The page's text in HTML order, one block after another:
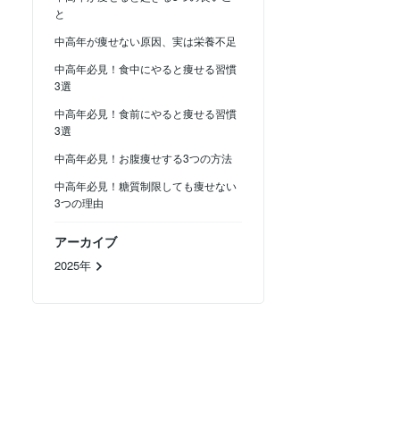
と
中高年が痩せない原因、実は栄養不足
中高年必見！食中にやると痩せる習慣
3選
中高年必見！食前にやると痩せる習慣
3選
中高年必見！お腹痩せする3つの方法
中高年必見！糖質制限しても痩せない
3つの理由
アーカイブ
2025年